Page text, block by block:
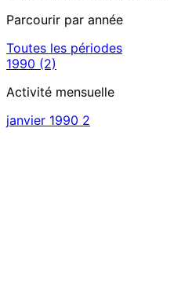
Parcourir par année
Toutes les périodes
1990 (2)
Activité mensuelle
janvier 1990 2